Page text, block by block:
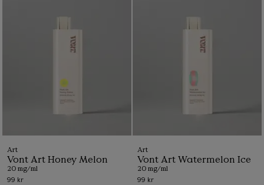
Art
Vont Art Honey Melon
20 mg/ml
99 kr
Art
Vont Art Watermelon Ice
20 mg/ml
99 kr